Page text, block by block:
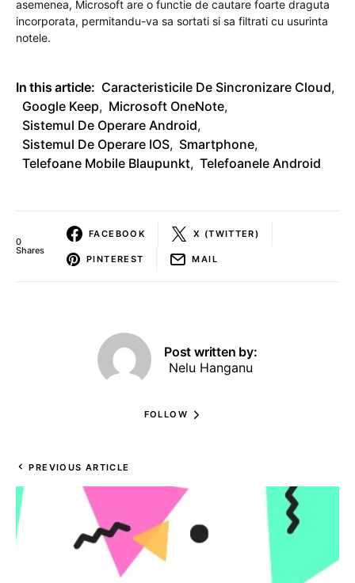
asemenea, Microsoft are o functie de cautare foarte draguta
incorporata, permitandu-va sa sortati si sa filtrati cu usurinta
notele.
In this article: Caracteristicile De Sincronizare Cloud,
Google Keep, Microsoft OneNote,
Sistemul De Operare Android,
Sistemul De Operare IOS, Smartphone,
Telefoane Mobile Blaupunkt, Telefoanele Android
0
Shares
FACEBOOK X (TWITTER)
PINTEREST MAIL
Post written by:
Nelu Hanganu
FOLLOW
PREVIOUS ARTICLE